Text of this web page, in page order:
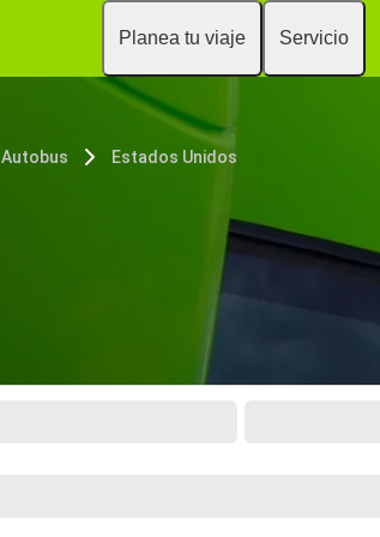
Planea tu viaje Servicio
Autobus Estados Unidos